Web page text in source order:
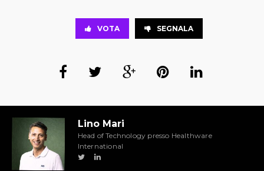
VOTA SEGNALA
Lino Mari
Head of Technology presso Healthware
International